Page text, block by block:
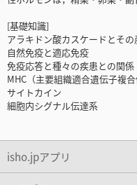
[基礎知識]
アラキドン酸カスケードとその
自然免疫と適応免疫
免疫応答と種々の疾患との関係
MHC（主要組織適合遺伝子複合
サイトカイン
細胞内シグナル伝達系
isho.jpアプリ